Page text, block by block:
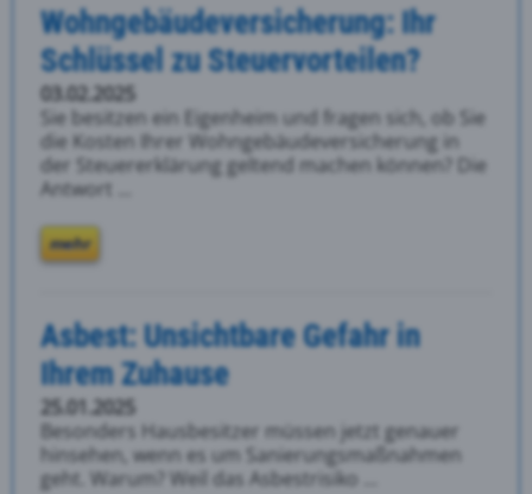
Wohngebäudeversicherung: Ihr
Schlüssel zu Steuervorteilen?
03.02.2025
Sie besitzen ein Eigenheim und fragen sich, ob Sie
die Kosten Ihrer Wohngebäudeversicherung in
der Steuererklärung geltend machen können? Die
Antwort ...
mehr
Asbest: Unsichtbare Gefahr in
Ihrem Zuhause
25.01.2025
Besonders Hausbesitzer müssen jetzt genauer
hinsehen, wenn es um Sanierungsmaßnahmen
geht. Warum? Weil das Asbestrisiko ...